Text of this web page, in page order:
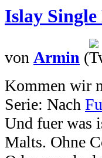
Islay
von Armin (
Kommen wir
Serie: Nach
Und fuer was
Malts. Ohne